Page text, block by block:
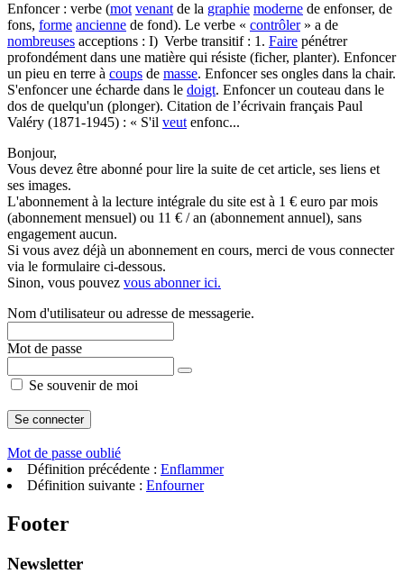
Enfoncer : verbe (mot venant de la graphie moderne de enfonser, de
fons, forme ancienne de fond). Le verbe « contrôler» a de
nombreuses acceptions : I) Verbe transitif : 1. Faire pénétrer
profondément dans une matière qui résiste (ficher, planter). Enfoncer
un pieu en terre à coups de masse. Enfoncer ses ongles dans la chair.
S'enfoncer une écharde dans le doigt. Enfoncer un couteau dans le
dos de quelqu'un (plonger). Citation de l’écrivain français Paul
Valéry (1871-1945) : « S'il veut enfonc...
Bonjour,
Vous devez être abonné pour lire la suite de cet article, ses liens et
ses images.
L'abonnement à la lecture intégrale du site est à 1 € euro par mois
(abonnement mensuel) ou 11 € / an (abonnement annuel), sans
engagement aucun.
Si vous avez déjà un abonnement en cours, merci de vous connecter
via le formulaire ci-dessous.
Sinon, vous pouvez vous abonner ici.
Nom d'utilisateur ou adresse de messagerie.
Mot de passe
Se souvenir de moi
Mot de passe oublié
Définition précédente : Enflammer
Définition suivante : Enfourner
Footer
Newsletter